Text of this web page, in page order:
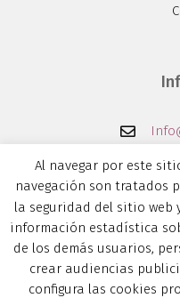
Calle Julián
Al navegar por este
navegación son tratados
la seguridad del sitio web
información estadística
de los demás usuarios,
crear audiencias
configura las cookies